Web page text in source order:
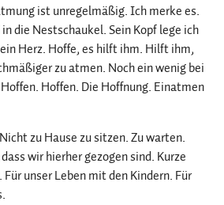
ist unregelmäßig. Ich merke es.
die Nestschaukel. Sein Kopf lege ich
Herz. Hoffe, es hilft ihm. Hilft ihm,
zu atmen. Noch ein wenig bei
Hoffen. Die Hoffnung. Einatmen
zu Hause zu sitzen. Zu warten.
wir hierher gezogen sind. Kurze
unser Leben mit den Kindern. Für